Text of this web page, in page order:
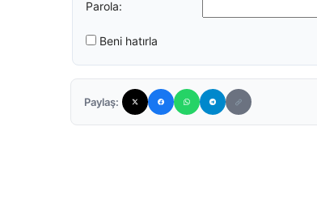
Parola:
Beni hatırla
Paylaş: